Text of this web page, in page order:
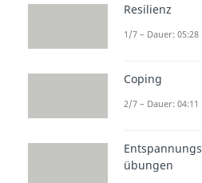
Resilienz
1/7 – Dauer: 05:28
Coping
2/7 – Dauer: 04:11
Entspannungs
übungen